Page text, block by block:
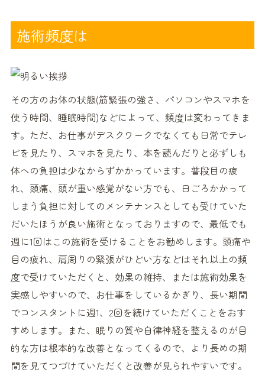
施術頻度は
その方のお体の状態(筋緊張の強さ、パソコンやスマホを
使う時間、睡眠時間)などによって、頻度は変わってきま
す。ただ、お仕事がデスクワークでなくても日常でテレ
ビを見たり、スマホを見たり、本を読んだりと必ずしも
体への負担は少なからずかかっています。普段目の疲
れ、頭痛、頭が重い感覚がない方でも、日ごろかかって
しまう負担に対してのメンテナンスとしても受けていた
だいたほうが良い施術となっておりますので、最低でも
週に1回はこの施術を受けることをお勧めします。頭痛や
目の疲れ、肩周りの緊張がひどい方などはそれ以上の頻
度で受けていただくと、効果の維持、または施術効果を
実感しやすいので、お仕事をしているかぎり、長い期間
でコンスタントに週1、2回を続けていただくことをおす
すめします。また、眠りの質や自律神経を整えるのが目
的な方は根本的な改善となってくるので、より長めの期
間を見てつづけていただくと改善が見られやすいです。